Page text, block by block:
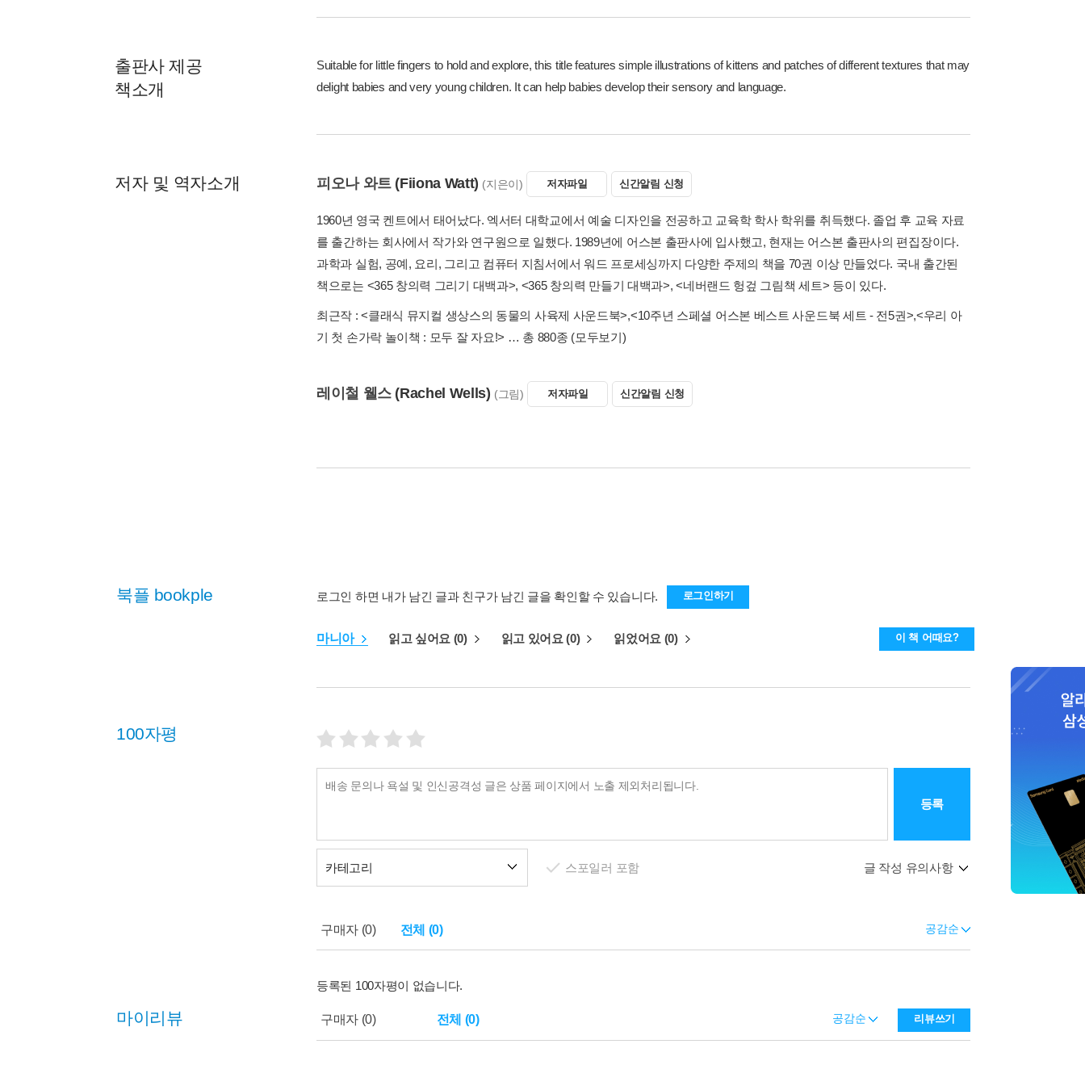
출판사 제공
책소개
Suitable for little fingers to hold and explore, this title features simple illustrations of kittens and patches of different textures that may
delight babies and very young children. It can help babies develop their sensory and language.
저자 및 역자소개 피오나 와트(Fiiona Watt) (지은이) 저자파일 신간알림 신청
1960년 영국 켄트에서 태어났다. 엑서터 대학교에서 예술 디자인을 전공하고 교육학 학사 학위를 취득했다. 졸업 후 교육 자료
를 출간하는 회사에서 작가와 연구원으로 일했다. 1989년에 어스본 출판사에 입사했고, 현재는 어스본 출판사의 편집장이다.
과학과 실험, 공예, 요리, 그리고 컴퓨터 지침서에서 워드 프로세싱까지 다양한 주제의 책을 70권 이상 만들었다. 국내 출간된
책으로는 <365 창의력 그리기 대백과>, <365 창의력 만들기 대백과>, <네버랜드 헝겊 그림책 세트> 등이 있다.
최근작 :<클래식 뮤지컬 생상스의 동물의 사육제 사운드북>,<10주년 스페셜 어스본 베스트 사운드북 세트 - 전5권>,<우리 아
기 첫 손가락 놀이책 : 모두 잘 자요!> … 총 880종 (모두보기)
레이철 웰스(Rachel Wells) (그림) 저자파일 신간알림 신청
북플 bookple 로그인 하면 내가 남긴 글과 친구가 남긴 글을 확인할 수 있습니다. 로그인하기
마니아 읽고 싶어요 (0) 읽고 있어요 (0) 읽었어요 (0) 이 책 어때요?
100자평
등록
카테고리 스포일러 포함 글 작성 유의사항
구매자 (0) 전체 (0) 공감순
등록된 100자평이 없습니다.
마이리뷰 구매자 (0) 전체 (0) 리뷰쓰기
공감순